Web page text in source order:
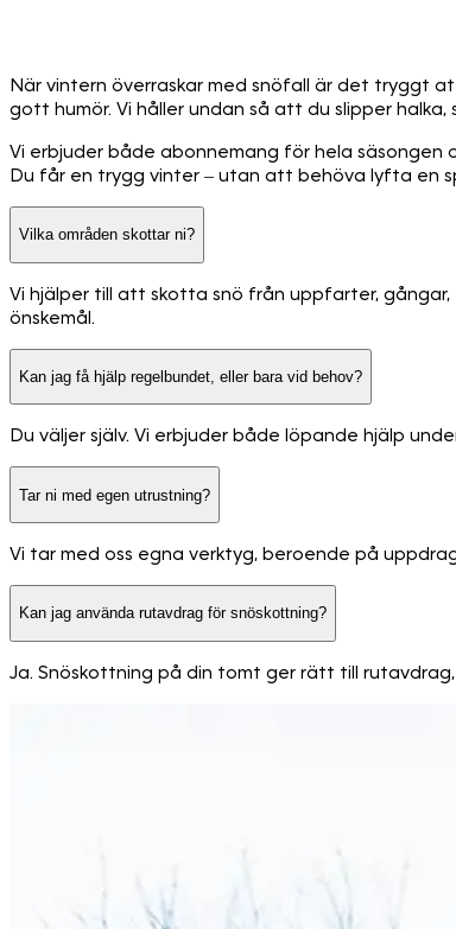
När vintern överraskar med snöfall är det tryggt
gott humör. Vi håller undan så att du slipper halka,
Vi erbjuder både abonnemang för hela säsongen
Du får en trygg vinter – utan att behöva lyfta en
Vilka områden skottar ni?
Vi hjälper till att skotta snö från uppfarter,
önskemål.
Kan jag få hjälp regelbundet, eller bara vid behov?
Du väljer själv. Vi erbjuder både löpande hjälp
Tar ni med egen utrustning?
Vi tar med oss egna verktyg, beroende på
Kan jag använda rutavdrag för snöskottning?
Ja. Snöskottning på din tomt ger rätt till